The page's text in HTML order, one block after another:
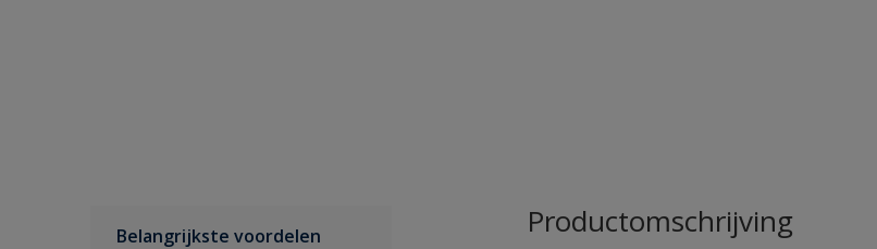
Belangrijkste voordelen Productomschrijving